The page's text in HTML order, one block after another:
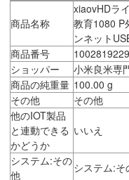
商品名称
xiaovHDラ
教育1080 P
ンネット
商品番号
ショッパー
小米良米専
商品の純重量 100.00 g
その他
その他
他のIOT製品
と連動できる
かどうか
いいえ
システム:その
他
システム:そ